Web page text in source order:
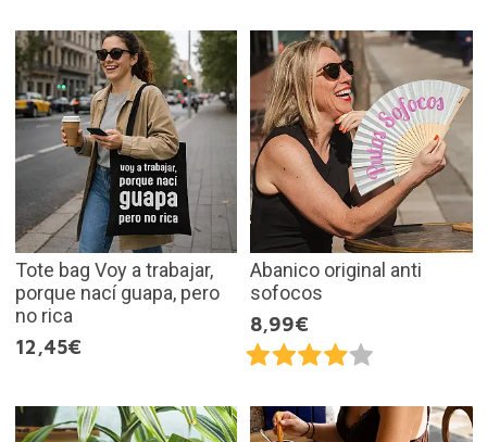
Tote bag Voy a trabajar,
porque nací guapa, pero
no rica
12,45€
Abanico original anti
sofocos
8,99€